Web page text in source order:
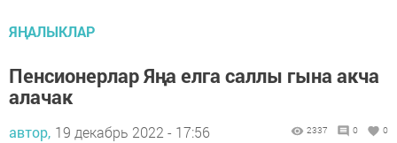
ЯҢАЛЫКЛАР
Пенсионерлар Яңа елга саллы гына акча
алачак
автор, 19 декабрь 2022 - 17:56 2337 0 0